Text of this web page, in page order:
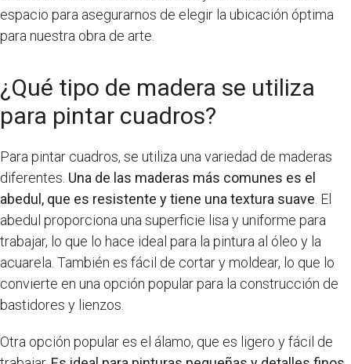
espacio para asegurarnos de elegir la ubicación óptima
para nuestra obra de arte.
¿Qué tipo de madera se utiliza
para pintar cuadros?
Para pintar cuadros, se utiliza una variedad de maderas
diferentes. Una de las maderas más comunes es el
abedul, que es resistente y tiene una textura suave . El
abedul proporciona una superficie lisa y uniforme para
trabajar, lo que lo hace ideal para la pintura al óleo y la
acuarela. También es fácil de cortar y moldear, lo que lo
convierte en una opción popular para la construcción de
bastidores y lienzos.
Otra opción popular es el álamo, que es ligero y fácil de